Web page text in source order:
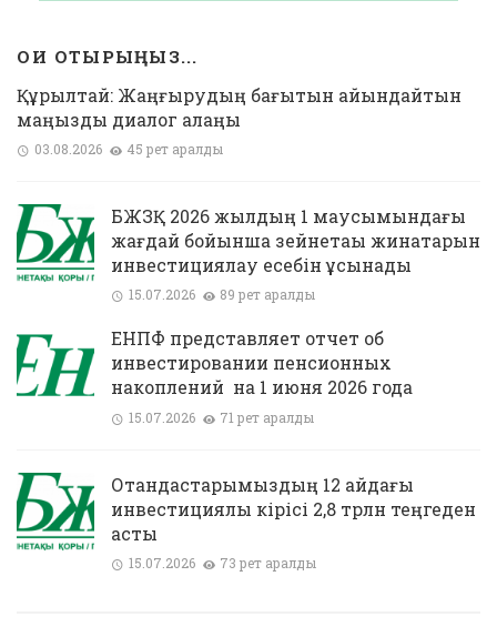
ОҚИ ОТЫРЫҢЫЗ...
Құрылтай: Жаңғырудың бағытын айқындайтын
маңызды диалог алаңы
03.08.2026 45 рет қаралды
БЖЗҚ 2026 жылдың 1 маусымындағы
жағдай бойынша зейнетақы жинақтарын
инвестициялау есебін ұсынады
15.07.2026 89 рет қаралды
ЕНПФ представляет отчет об
инвестировании пенсионных
накоплений на 1 июня 2026 года
15.07.2026 71 рет қаралды
Отандастарымыздың 12 айдағы
инвестициялық кірісі 2,8 трлн теңгеден
асты
15.07.2026 73 рет қаралды